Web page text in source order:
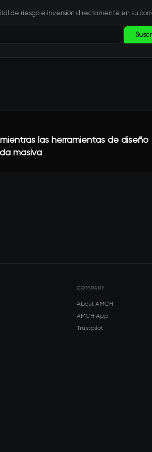
de riesgo e inversión directamente en su
las herramientas de diseño
masiva
COMPANY
About AMCH
AMCH App
Trustpilot